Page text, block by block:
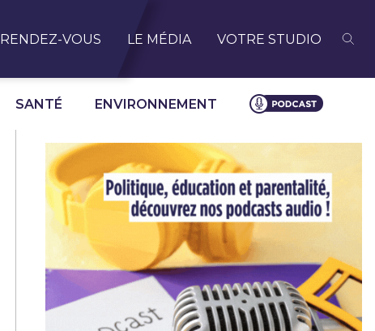
RENDEZ-VOUS LE MÉDIA VOTRE STUDIO
SANTÉ ENVIRONNEMENT